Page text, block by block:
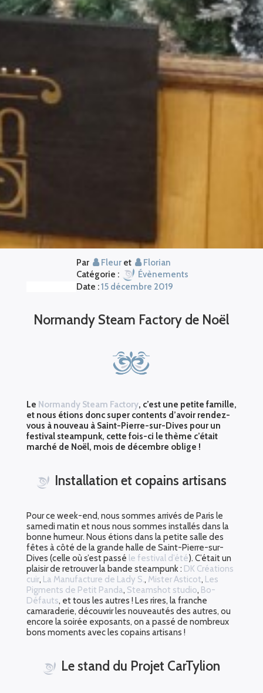
Par Fleur et
Florian
Catégorie :
Évènements
Date :15 décembre 2019
Normandy Steam Factory de Noël
Le Normandy Steam Factory, c’est une petite famille,
et nous étions donc super contents d’avoir rendez-
vous à nouveau à Saint-Pierre-sur-Dives pour un
festival steampunk, cette fois-ci le thème c’était
marché de Noël, mois de décembre oblige !
Installation et copains artisans
Pour ce week-end, nous sommes arrivés de Paris le
samedi matin et nous nous sommes installés dans la
bonne humeur. Nous étions dans la petite salle des
fêtes à côté de la grande halle de Saint-Pierre-sur-
Dives (celle où s’est passé le festival d’été). C’était un
plaisir de retrouver la bande steampunk : DK Créations
cuir, La Manufacture de Lady S., Mister Asticot, Les
Pigments de Petit Panda, Steamshot studio, Bo-
Défauts, et tous les autres ! Les rires, la franche
camaraderie, découvrir les nouveautés des autres, ou
encore la soirée exposants, on a passé de nombreux
bons moments avec les copains artisans !
Le stand du Projet CarTylion